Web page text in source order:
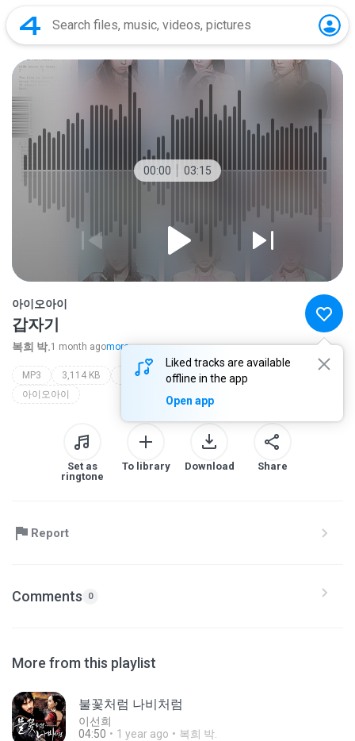
00:00 03:15
Liked tracks are available
offline in the app
Open app
아이오아이
갑자기
복희 박.1 month agomore...
MP3 3,114 KB 팝 > 발라드, 팝 > 댄스 팝
아이오아이
Set as
ringtone
To library Download Share
Report
Comments 0
More from this playlist
불꽃처럼 나비처럼
이선희
04:50
1 year ago 복희 박.